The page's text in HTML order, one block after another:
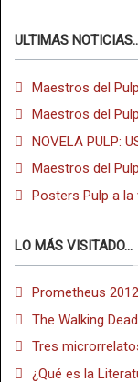
ULTIMAS
Maestros del
Maestros del
NOVELA PULP:
Maestros del
Posters Pulp a
LO MÁS VISITADO...
Prometheus
The Walking
Tres
¿Qué es la